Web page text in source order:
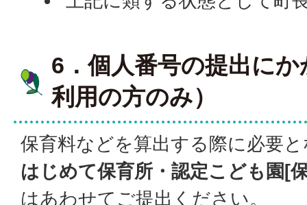
6．個人番号の提出に
利用の方のみ）
保育料などを算出する際に必要
はじめて保育所・認定こども園[
はあわせてご提出ください。